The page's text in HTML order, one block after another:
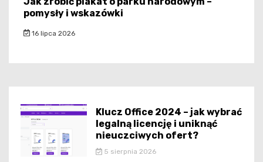
pomysły i wskazówki
16 lipca 2026
Klucz Office 2024 – jak wybrać
legalną licencję i uniknąć
nieuczciwych ofert?
5 sierpnia 2026